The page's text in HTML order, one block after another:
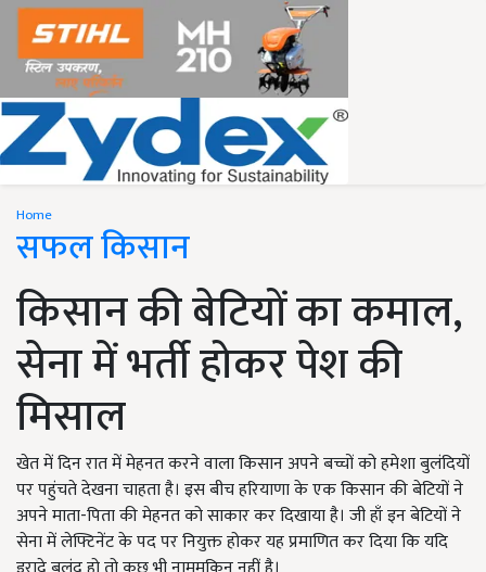
Home
सफल किसान
किसान की बेटियों का कमाल,
सेना में भर्ती होकर पेश की
मिसाल
खेत में दिन रात में मेहनत करने वाला किसान अपने बच्चों को हमेशा बुलंदियों
पर पहुंचते देखना चाहता है। इस बीच हरियाणा के एक किसान की बेटियों ने
अपने माता-पिता की मेहनत को साकार कर दिखाया है। जी हाँ इन बेटियों ने
सेना में लेफ्टिनेंट के पद पर नियुक्त होकर यह प्रमाणित कर दिया कि यदि